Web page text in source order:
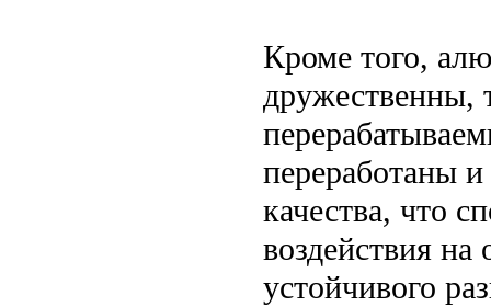
Кроме того,
дружественны,
переработаны
качества, что
воздействия
устойчивого